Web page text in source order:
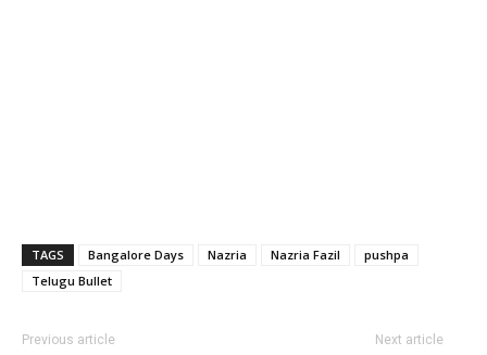
TAGS Bangalore Days Nazria Nazria Fazil
pushpa
Telugu Bullet
Previous article Next article